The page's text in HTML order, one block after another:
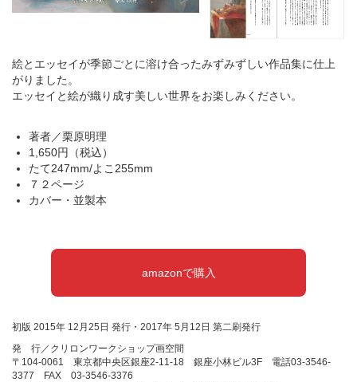
絵とエッセイが季節ごとに溶け合ったみずみずしい作品集に仕上
がりました。
エッセイと絵が織り成す美しい世界をお楽しみください。
著者／栗原明理
1,650円（税込）
たて247mm/よこ255mm
７２ページ
カバー・並製本
amazonで購入
初版 2015年 12月25日 発行・2017年 5月12日 第二刷発行
発 行／クリロンワークショップ画空間
〒104-0061 東京都中央区銀座2-11-18 銀座小林ビル3F 電話03-3546-
3377 FAX 03-3546-3376